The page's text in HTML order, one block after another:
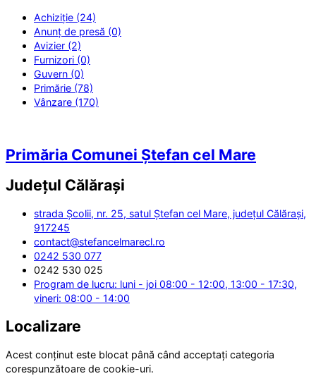
Achiziție (24)
Anunț de presă (0)
Avizier (2)
Furnizori (0)
Guvern (0)
Primărie (78)
Vânzare (170)
Primăria Comunei Ștefan cel Mare
Județul Călărași
strada Școlii, nr. 25, satul Ștefan cel Mare, județul Călărași,
917245
contact@stefancelmarecl.ro
0242 530 077
0242 530 025
Program de lucru: luni - joi 08:00 - 12:00, 13:00 - 17:30,
vineri: 08:00 - 14:00
Localizare
Acest conținut este blocat până când acceptați categoria
corespunzătoare de cookie-uri.